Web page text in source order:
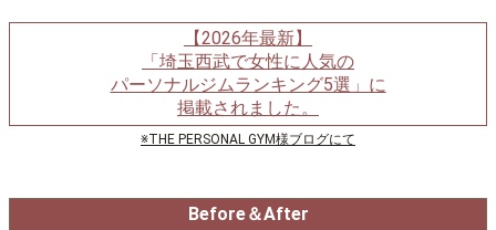
【2026年最新】
「埼玉西武で女性に人気の
パーソナルジムランキング5選」に
掲載されました。
※THE PERSONAL GYM様ブログにて
Before＆After